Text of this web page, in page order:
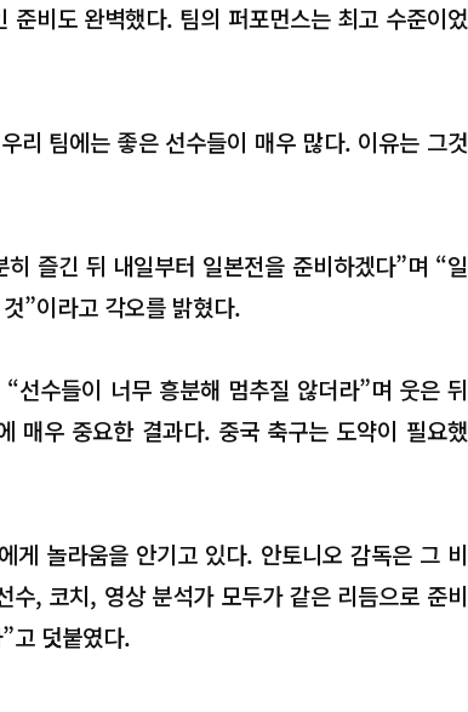
비도 완벽했다. 팀의 퍼포먼스는 최고 수준이었
리 팀에는 좋은 선수들이 매우 많다. 이유는 그것
즐긴 뒤 내일부터 일본전을 준비하겠다”며 “일
”이라고 각오를 밝혔다.
선수들이 너무 흥분해 멈추질 않더라”며 웃은 뒤
매우 중요한 결과다. 중국 축구는 도약이 필요했
놀라움을 안기고 있다. 안토니오 감독은 그 비
, 코치, 영상 분석가 모두가 같은 리듬으로 준비
고 덧붙였다.